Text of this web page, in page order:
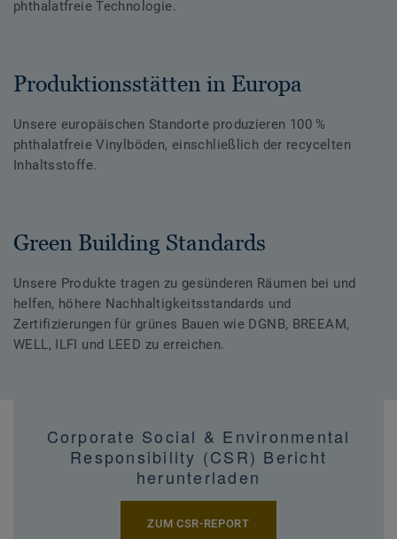
phthalatfreie Technologie.
Produktionsstätten in Europa
Unsere europäischen Standorte produzieren 100 %
phthalatfreie Vinylböden, einschließlich der recycelten
Inhaltsstoffe.
Green Building Standards
Unsere Produkte tragen zu gesünderen Räumen bei und
helfen, höhere Nachhaltigkeitsstandards und
Zertifizierungen für grünes Bauen wie DGNB, BREEAM,
WELL, ILFI und LEED zu erreichen.
Corporate Social & Environmental
Responsibility (CSR) Bericht
herunterladen
ZUM CSR-REPORT